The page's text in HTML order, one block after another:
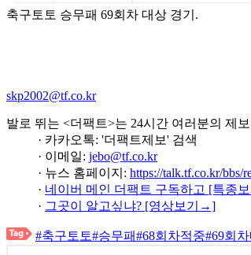
축구토토 승무패 69회차 대상 경기.
skp2002@tf.co.kr
발로 뛰는 <더팩트>는 24시간 여러분의 제
· 카카오톡: '더팩트제보' 검색
· 이메일: jebo@tf.co.kr
· 뉴스 홈페이지: https://talk.tf.co.kr/bbs/
· 네이버 메인 더팩트 구독하고 [특종
· 그곳이 알고싶냐? [영상보기→]
#축구토토#승무패#68회차적중#69회